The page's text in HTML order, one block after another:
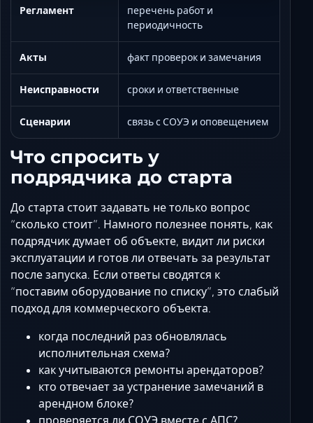
Регламент
перечень работ и
периодичность
Акты факт проверок и замечания
Неисправности сроки и ответственные
Сценарии связь с СОУЭ и оповещением
Что спросить у
подрядчика до старта
До старта стоит задавать не только вопрос
“сколько стоит”. Намного полезнее понять, как
подрядчик думает об объекте, видит ли риски
эксплуатации и готов ли отвечать за результат
после запуска. Если ответы сводятся к
“поставим оборудование по списку”, это слабый
подход для коммерческого объекта.
когда последний раз обновлялась
исполнительная схема?
как учитываются ремонты арендаторов?
кто отвечает за устранение замечаний в
арендном блоке?
проверяется ли СОУЭ вместе с АПС?